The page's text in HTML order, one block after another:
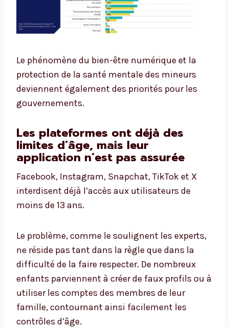
Le phénomène du bien-être numérique et la
protection de la santé mentale des mineurs
deviennent également des priorités pour les
gouvernements.
Les plateformes ont déjà des
limites d’âge, mais leur
application n’est pas assurée
Facebook, Instagram, Snapchat, TikTok et X
interdisent déjà l’accès aux utilisateurs de
moins de 13 ans.
Le problème, comme le soulignent les experts,
ne réside pas tant dans la règle que dans la
difficulté de la faire respecter. De nombreux
enfants parviennent à créer de faux profils ou à
utiliser les comptes des membres de leur
famille, contournant ainsi facilement les
contrôles d’âge.